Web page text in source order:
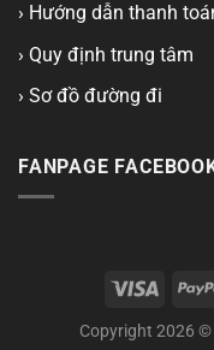
› Hướng dẫn thanh
› Quy định trung tâm
› Sơ đồ đường đi
FANPAGE
Copyright 2026 ©